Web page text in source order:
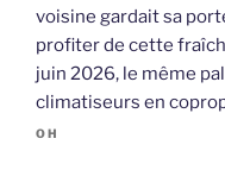
voisine gardait sa
profiter de cette
juin 2026, le même
climatiseurs en
OH